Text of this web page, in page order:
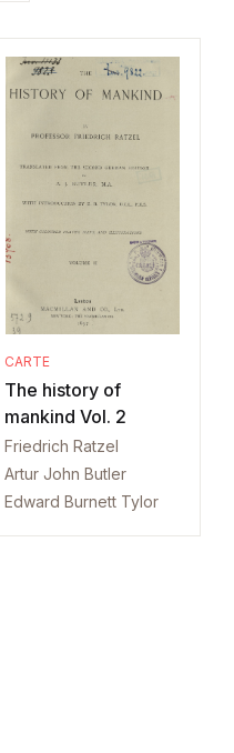
CARTE
The history of
mankind Vol. 2
Friedrich Ratzel
Artur John Butler
Edward Burnett Tylor